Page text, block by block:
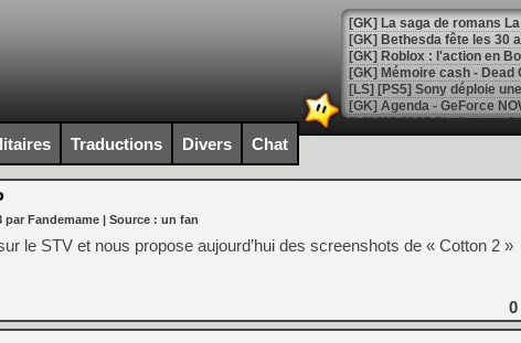
[GK] Bethesda fête les 30
[GK] Roblox : l'action en
[GK] Agenda - GeForce
[GK] Devolver Digital en a
[LS] [PS5] ps5-y2jb-
[GK] Pourquoi Marvel
[GK] Test : Restory : Chill
[GK] GTA 6 : Rockstar
[GK] Hot Wheels Infinite
[GK] Mémoire cash -
[GK] Résultats Nintendo :
[GK] Déjà des
Traductions Divers Chat
par Fandemame | Source : un fan
le STV et nous propose aujourd’hui des screenshots de « Cotton 2 »
0